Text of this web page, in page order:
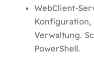
WebClient-
Konfiguration,
Verwaltung.
PowerShell.